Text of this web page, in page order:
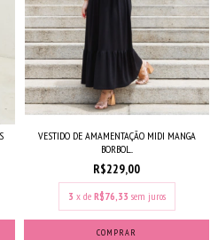
VESTIDO DE AMAMENTAÇÃO MIDI MANGA
BORBOL...
R$229,00
3 x de R$76,33 sem juros
COMPRAR